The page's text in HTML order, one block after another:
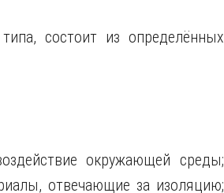
состоит из определённых
окружающей среды;
отвечающие за изоляцию;